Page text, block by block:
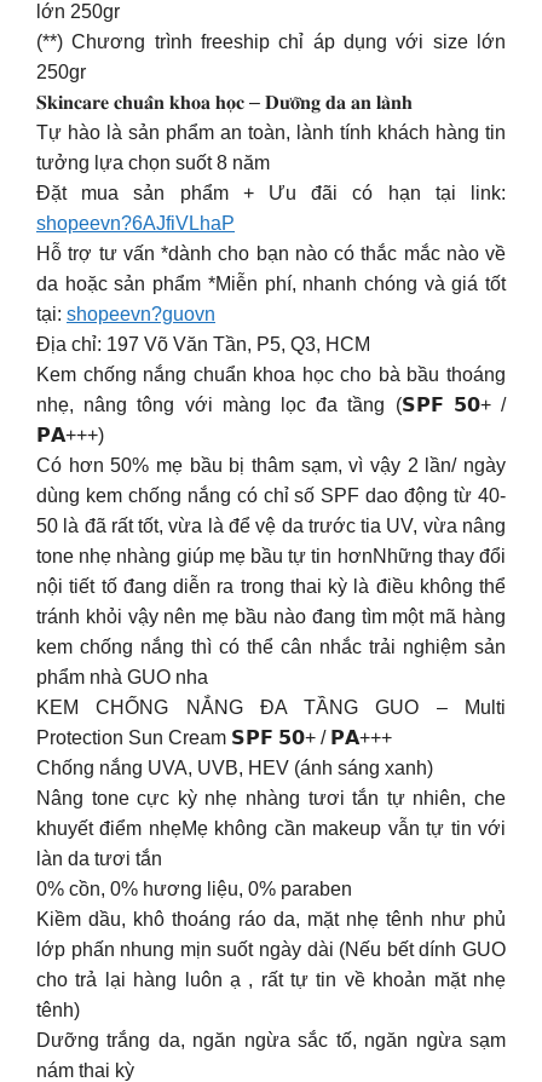
lớn 250gr
(**) Chương trình freeship chỉ áp dụng với size lớn
250gr
𝐒𝐤𝐢𝐧𝐜𝐚𝐫𝐞 𝐜𝐡𝐮𝐚̂̉𝐧 𝐤𝐡𝐨𝐚 𝐡𝐨̣𝐜 – 𝐃𝐮̛𝐨̛̃𝐧𝐠 𝐝𝐚 𝐚𝐧 𝐥𝐚̀𝐧𝐡
Tự hào là sản phẩm an toàn, lành tính khách hàng tin
tưởng lựa chọn suốt 8 năm
Đặt mua sản phẩm + Ưu đãi có hạn tại link:
shopeevn?6AJfiVLhaP
Hỗ trợ tư vấn *dành cho bạn nào có thắc mắc nào về
da hoặc sản phẩm *Miễn phí, nhanh chóng và giá tốt
tại: shopeevn?guovn
Địa chỉ: 197 Võ Văn Tần, P5, Q3, HCM
Kem chống nắng chuẩn khoa học cho bà bầu thoáng
nhẹ, nâng tông với màng lọc đa tầng (𝗦𝗣𝗙 𝟱𝟬+ /
𝗣𝗔+++)
Có hơn 50% mẹ bầu bị thâm sạm, vì vậy 2 lần/ ngày
dùng kem chống nắng có chỉ số SPF dao động từ 40-
50 là đã rất tốt, vừa là để vệ da trước tia UV, vừa nâng
tone nhẹ nhàng giúp mẹ bầu tự tin hơnNhững thay đổi
nội tiết tố đang diễn ra trong thai kỳ là điều không thể
tránh khỏi vậy nên mẹ bầu nào đang tìm một mã hàng
kem chống nắng thì có thể cân nhắc trải nghiệm sản
phẩm nhà GUO nha
KEM CHỐNG NẮNG ĐA TẦNG GUO – Multi
Protection Sun Cream 𝗦𝗣𝗙 𝟱𝟬+ / 𝗣𝗔+++
Chống nắng UVA, UVB, HEV (ánh sáng xanh)
Nâng tone cực kỳ nhẹ nhàng tươi tắn tự nhiên, che
khuyết điểm nhẹMẹ không cần makeup vẫn tự tin với
làn da tươi tắn
0% cồn, 0% hương liệu, 0% paraben
Kiềm dầu, khô thoáng ráo da, mặt nhẹ tênh như phủ
lớp phấn nhung mịn suốt ngày dài (Nếu bết dính GUO
cho trả lại hàng luôn ạ , rất tự tin về khoản mặt nhẹ
tênh)
Dưỡng trắng da, ngăn ngừa sắc tố, ngăn ngừa sạm
nám thai kỳ